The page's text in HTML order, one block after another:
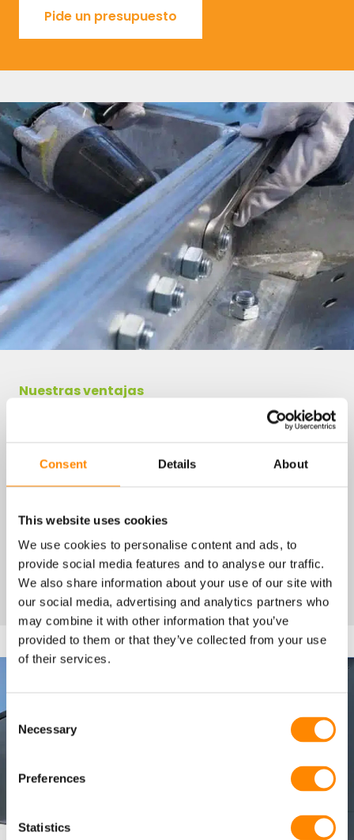
Consent Details About
This website uses cookies
We use cookies to personalise content and ads, to
provide social media features and to analyse our traffic.
We also share information about your use of our site with
our social media, advertising and analytics partners who
may combine it with other information that you’ve
provided to them or that they’ve collected from your use
of their services.
Consent
Selection
Necessary
Preferences
Statistics
Pide un presupuesto
Pide un presupuesto
Nuestras ventajas
45 AÑOS DE EXPERIENCIA, PRODUCCIÓN PROPIA
100 % ACERO GALVANIZADO
DIVERSAS POSIBILIDADES DE ACABADO
DESMONTABLE, 100 % RECICLABLE